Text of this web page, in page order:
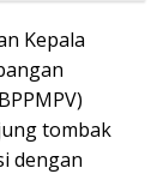
Kepala
tombak
dengan